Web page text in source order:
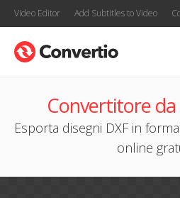
Video Editor Add Subtitles to Video
Convertitore da
Esporta disegni DXF in
online